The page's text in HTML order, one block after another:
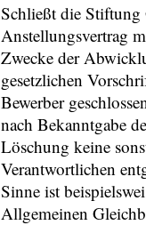
Schließt die Stiftung
Anstellungsvertrag
Zwecke der
gesetzlichen
Bewerber
nach Bekanntgabe
Löschung keine
Verantwortlichen
Sinne ist
Allgemeinen